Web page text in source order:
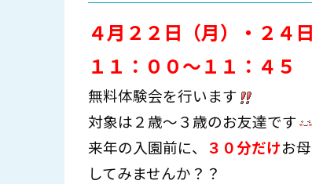
４月２２日（月）・２４日
１１：００～１１：４５
無料体験会を行います
対象は２歳～３歳のお友達です
来年の入園前に、
３０分だけお
してみませんか？？